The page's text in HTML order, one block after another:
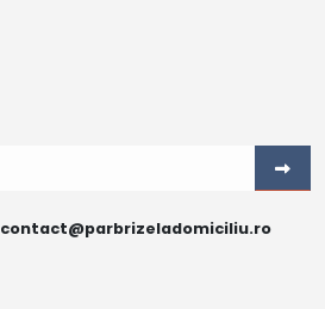
contact@parbrizeladomiciliu.ro